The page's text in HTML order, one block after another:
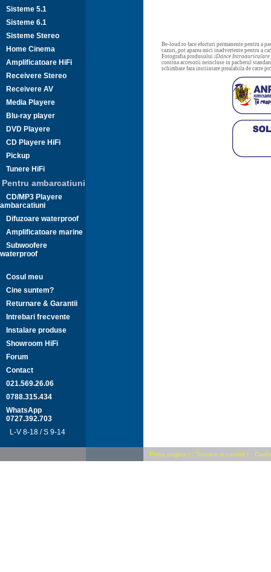
Sisteme 5.1
Sisteme 6.1
Sisteme Stereo
Home Cinema
Amplificatoare HiFi
Receivere Stereo
Receivere AV
Media Playere
Blu-ray player
DVD Playere
CD Playere HiFi
Pickup
Tunere HiFi
Pentru ambarcatiuni
CD/MP3 Playere
ambarcatiuni
Difuzoare waterproof
Amplificatoare marine
Subwoofere
waterproof
Cosul meu
Cine suntem?
Returnare & Garantii
Intrebari frecvente
Instalare produse
Showroom HiFi
Forum
Contact
021.569.26.06
0788.315.434
WhatsApp
0727.392.703
L-V 8-18 / S 9-14
Be-loud.ro face eforturi permanente pentru a
cazuri, pot aparea mici inadvertente pentru a
Fotografia produsului iDance Intraauriculare
contina accesorii neincluse in pachetul
schimbate fara instiintare prealabila de catre
Prima pagina | Termeni si conditii |